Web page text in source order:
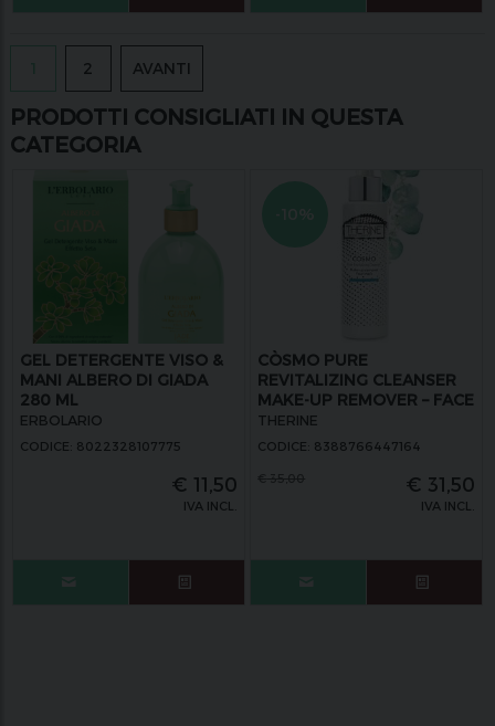
2 AVANTI
PRODOTTI CONSIGLIATI IN QUESTA
CATEGORIA
GEL DETERGENTE VISO &
MANI ALBERO DI GIADA
280 ML
ERBOLARIO
CODICE: 8022328107775
€ 11,50
IVA INCL.
CÒSMO PURE
REVITALIZING CLEANSER
MAKE-UP REMOVER – FACE
MASK
THERINE
CODICE: 8388766447164
€ 31,50
IVA INCL.